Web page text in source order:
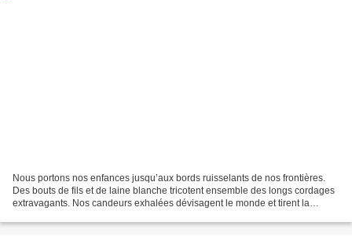
Nous portons nos enfances jusqu’aux bords ruisselants de nos frontières.
Des bouts de fils et de laine blanche tricotent ensemble des longs cordages
extravagants. Nos candeurs exhalées dévisagent le monde et tirent la